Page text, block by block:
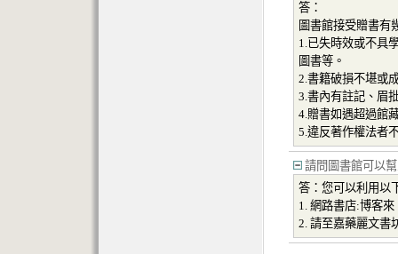
答：
圖書館接受贈書有
1.已失時效或不具
圖書等。
2.書籍破損不堪或
3.書內有註記、眉
4.贈書如遇超過館
5.違反著作權法者
請問圖書館可以
答：您可以利用以
1. 網路書店:博客
2. 請至嘉藥麗文書